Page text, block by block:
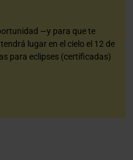
—y para que te
lugar en el cielo el 12 de
para eclipses (certificadas)